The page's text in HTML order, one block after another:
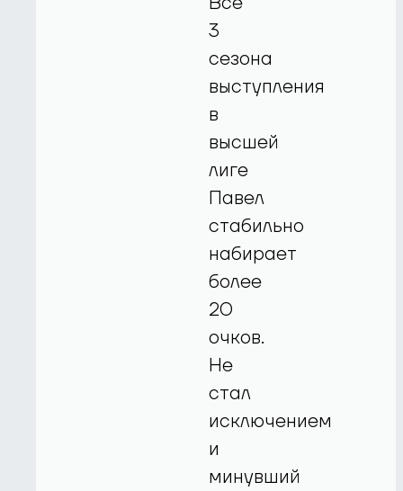
3
сезона
выступления
в
высшей
лиге
Павел
стабильно
набирает
более
20
очков.
Не
стал
исключением
и
минувший